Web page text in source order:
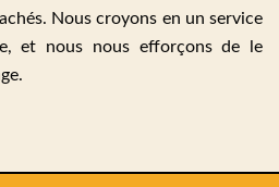
Nous croyons en un service
et nous nous efforçons de le